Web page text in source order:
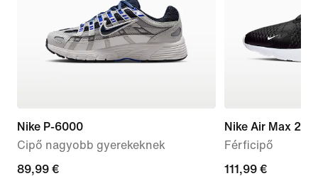
Nike P-6000
Cipő nagyobb gyerekeknek
89,99
89,99 €
Nike Air Max 270
Férficipő
current
111,99 €